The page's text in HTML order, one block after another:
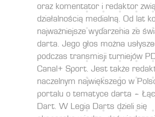
oraz komentator i redaktor
działalnością medialną. Od lat
najważniejsze wydarzenia ze
darta. Jego głos można
podczas transmisji turniejów
Canal+ Sport. Jest także
naczelnym największego w
portalu o tematyce darta –
Dart. W Legia Darts dzieli się